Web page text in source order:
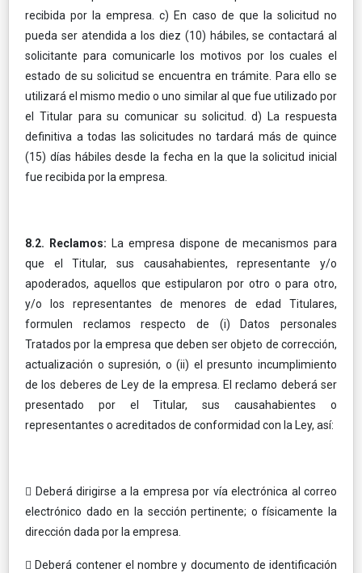
recibida por la empresa. c) En caso de que la solicitud no
pueda ser atendida a los diez (10) hábiles, se contactará al
solicitante para comunicarle los motivos por los cuales el
estado de su solicitud se encuentra en trámite. Para ello se
utilizará el mismo medio o uno similar al que fue utilizado por
el Titular para su comunicar su solicitud. d) La respuesta
definitiva a todas las solicitudes no tardará más de quince
(15) días hábiles desde la fecha en la que la solicitud inicial
fue recibida por la empresa.
8.2. Reclamos: La empresa dispone de mecanismos para
que el Titular, sus causahabientes, representante y/o
apoderados, aquellos que estipularon por otro o para otro,
y/o los representantes de menores de edad Titulares,
formulen reclamos respecto de (i) Datos personales
Tratados por la empresa que deben ser objeto de corrección,
actualización o supresión, o (ii) el presunto incumplimiento
de los deberes de Ley de la empresa. El reclamo deberá ser
presentado por el Titular, sus causahabientes o
representantes o acreditados de conformidad con la Ley, así:
 Deberá dirigirse a la empresa por vía electrónica al correo
electrónico dado en la sección pertinente; o físicamente la
dirección dada por la empresa.
 Deberá contener el nombre y documento de identificación